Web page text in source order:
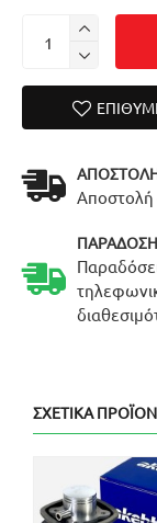
Αποστολή
ΠΑΡΆΔΟΣΗ
ΣΧΕΤΙΚΆ